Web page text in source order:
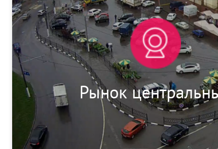
Рынок